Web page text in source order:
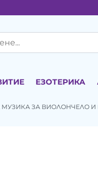
ЕЗОТЕРИКА
ЗА ВИОЛОНЧЕЛО И